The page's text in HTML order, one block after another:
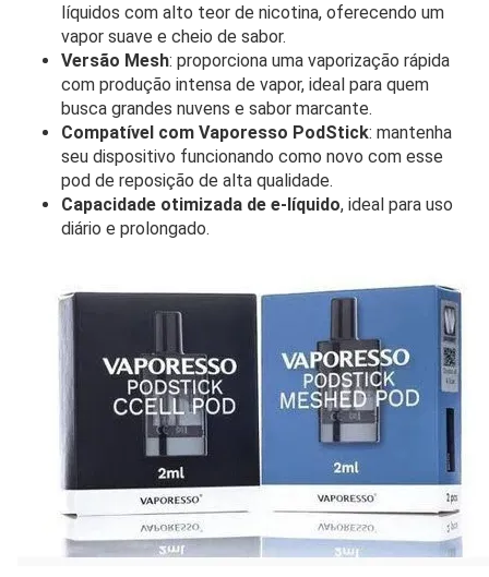
líquidos com alto teor de nicotina, oferecendo um
vapor suave e cheio de sabor.
Versão Mesh: proporciona uma vaporização rápida
com produção intensa de vapor, ideal para quem
busca grandes nuvens e sabor marcante.
Compatível com Vaporesso PodStick: mantenha
seu dispositivo funcionando como novo com esse
pod de reposição de alta qualidade.
Capacidade otimizada de e-líquido, ideal para uso
diário e prolongado.